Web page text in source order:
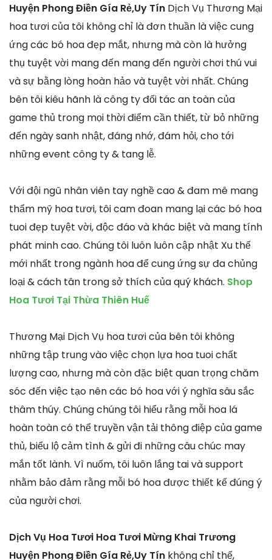
Huyện Phong Điền Gía Rẻ,Uy Tín Dịch Vụ Thương Mại
hoa tươi của tôi không chỉ là đơn thuần là việc cung
ứng các bó hoa đẹp mắt, nhưng mà còn là hưởng
thụ tuyệt vời mang đến mang đến người chơi thú vui
và sự bằng lòng hoàn hảo và tuyệt vời nhất. Chúng
bên tôi kiêu hãnh là công ty đối tác an toàn của
game thủ trong mọi thời điểm cần thiết, từ bỏ những
đến ngày sanh nhật, đáng nhớ, đám hỏi, cho tới
những event công ty & tang lễ.
Với đội ngũ nhân viên tay nghề cao & đam mê mang
thẩm mỹ hoa tươi, tôi cam đoan mang lại các bó hoa
tuoi đẹp tuyệt vời, độc đáo và khác biệt và mang tính
phát minh cao. Chúng tôi luôn luôn cập nhật Xu thế
mới nhất trong ngành hoa để cung ứng sự đa chủng
loại & cách tân trong sở thích của quý khách. Shop
Hoa Tươi Tại Thừa Thiên Huế
Thương Mại Dịch Vụ hoa tươi của bên tôi không
những tập trung vào việc chọn lựa hoa tuoi chất
lượng cao, nhưng mà còn đặc biệt quan trọng chăm
sóc đến việc tạo nên các bó hoa với ý nghĩa sâu sắc
thâm thúy. Chúng chúng tôi hiểu rằng mỗi hoa lá
hoàn toàn có thể truyền vận tải thông điệp của game
thủ, biểu lộ cảm tình & gửi đi những câu chúc may
mắn tốt lành. Vì nuốm, tôi luôn lắng tai và support
nhằm bảo đảm rằng mỗi bó hoa được thiết kế đúng ý
của người chơi.
Dịch Vụ Hoa Tươi Hoa Tươi Mừng Khai Trương
Huyện Phong Điền Gía Rẻ,Uy Tín không chỉ thế,